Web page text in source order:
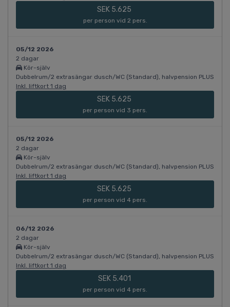
SEK 5.625
per person vid 2 pers.
05/12 2026
2 dagar
Kör-själv
Dubbelrum/2 extrasängar dusch/WC (Standard), halvpension PLUS
Inkl. liftkort 1 dag
SEK 5.625
per person vid 3 pers.
05/12 2026
2 dagar
Kör-själv
Dubbelrum/2 extrasängar dusch/WC (Standard), halvpension PLUS
Inkl. liftkort 1 dag
SEK 5.625
per person vid 4 pers.
06/12 2026
2 dagar
Kör-själv
Dubbelrum/2 extrasängar dusch/WC (Standard), halvpension PLUS
Inkl. liftkort 1 dag
SEK 5.401
per person vid 4 pers.